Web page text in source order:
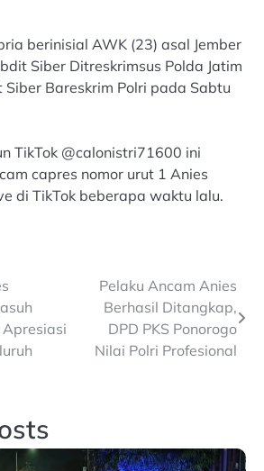
berinisial AWK (23) asal Jember
Siber Ditreskrimsus Polda Jatim
Bareskrim Polri pada Sabtu
TikTok @calonistri71600 ini
capres nomor urut 1 Anies
di TikTok beberapa waktu lalu.
Apresiasi
Pelaku Ancam Anies
Berhasil Ditangkap,
DPD PKS Ponorogo
Nilai Polri Profesional